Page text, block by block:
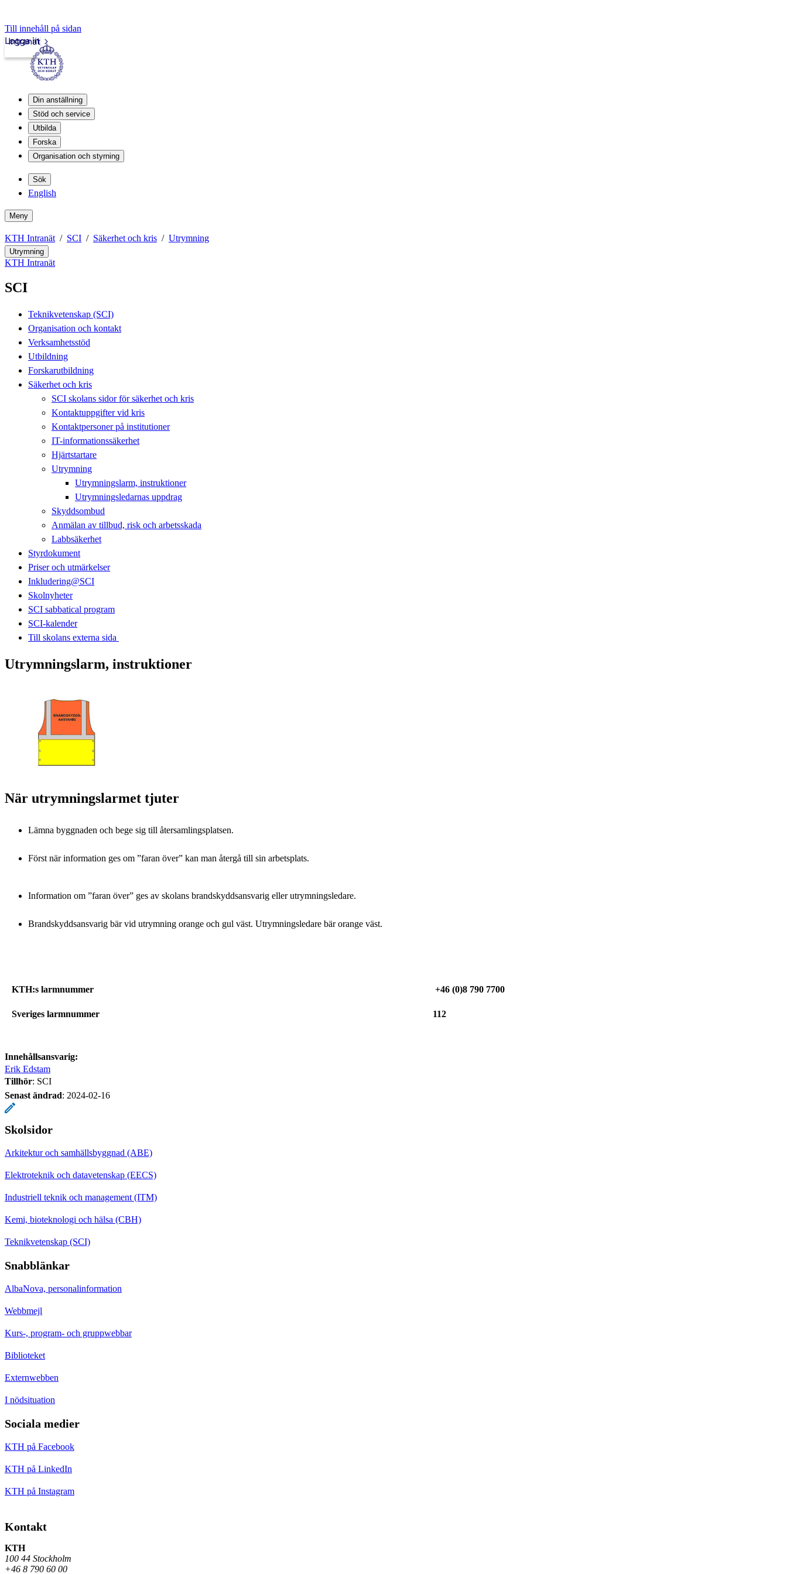
Till innehåll på sidan
Intranät
Logga in
Din anställning
Stöd och service
Utbilda
Forska
Organisation och styrning
Sök
English
Meny
KTH Intranät SCI Säkerhet och kris Utrymning
Utrymning
KTH Intranät
SCI
Teknikvetenskap (SCI)
Organisation och kontakt
Verksamhetsstöd
Utbildning
Forskarutbildning
Säkerhet och kris
SCI skolans sidor för säkerhet och kris
Kontaktuppgifter vid kris
Kontaktpersoner på institutioner
IT-informationssäkerhet
Hjärtstartare
Utrymning
Utrymningslarm, instruktioner
Utrymningsledarnas uppdrag
Skyddsombud
Anmälan av tillbud, risk och arbetsskada
Labbsäkerhet
Styrdokument
Priser och utmärkelser
Inkludering@SCI
Skolnyheter
SCI sabbatical program
SCI-kalender
Till skolans externa sida​​​​​​​
Utrymningslarm, instruktioner
När utrymningslarmet tjuter
Lämna byggnaden och bege sig till återsamlingsplatsen.
Först när information ges om ”faran över” kan man återgå till sin arbetsplats.
Information om ”faran över” ges av skolans brandskyddsansvarig eller utrymningsledare.
Brandskyddsansvarig bär vid utrymning orange och gul väst. Utrymningsledare bär orange väst.
KTH:s larmnummer +46 (0)8 790 7700
Sveriges larmnummer 112
Innehållsansvarig:
Erik Edstam
Tillhör: SCI
Senast ändrad: 2024-02-16
Skolsidor
Arkitektur och samhällsbyggnad (ABE)
Elektroteknik och datavetenskap (EECS)
Industriell teknik och management (ITM)
Kemi, bioteknologi och hälsa (CBH)
Teknikvetenskap (SCI)
Snabblänkar
AlbaNova, personalinformation
Webbmejl
Kurs-, program- och gruppwebbar
Biblioteket
Externwebben
I nödsituation
Sociala medier
KTH på Facebook
KTH på LinkedIn
KTH på Instagram
Kontakt
KTH
100 44 Stockholm
+46 8 790 60 00